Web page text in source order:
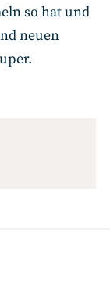
so hat und
neuen